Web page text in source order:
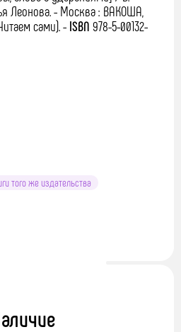
Леонова. - Москва : ВАКОША,
сами). - ISBN 978-5-00132-
того же издательства